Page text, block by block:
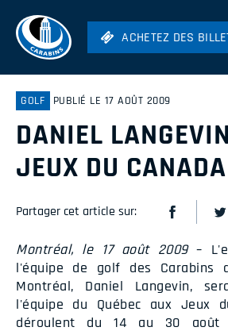
ACHETEZ DES
Hockey
Soccer
Rugby
ACHETEZ DES
GOLF PUBLIÉ LE 17 AOÛT 2009
DANIEL
JEUX DU CANADA
Partager cet article sur:
Montréal, le 17 août 2009–
l'équipe de golf des Carabins
Montréal, Daniel Langevin,
l'équipe du Québec aux Jeux
déroulent du 14 au 30 août